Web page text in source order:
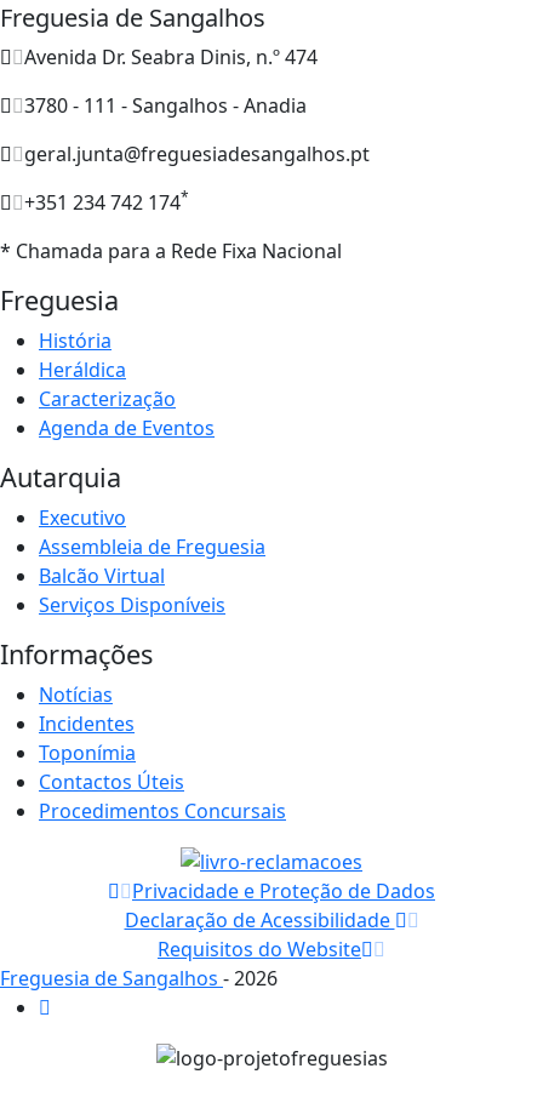
Freguesia de Sangalhos
Avenida Dr. Seabra Dinis, n.º 474
3780 - 111 - Sangalhos - Anadia
geral.junta@freguesiadesangalhos.pt
+351 234 742 174*
* Chamada para a Rede Fixa Nacional
Freguesia
História
Heráldica
Caracterização
Agenda de Eventos
Autarquia
Executivo
Assembleia de Freguesia
Balcão Virtual
Serviços Disponíveis
Informações
Notícias
Incidentes
Toponímia
Contactos Úteis
Procedimentos Concursais
Privacidade e Proteção de Dados
Declaração de Acessibilidade
Requisitos do Website
Freguesia de Sangalhos - 2026